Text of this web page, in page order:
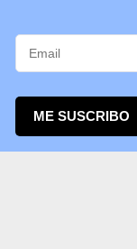
ME SUSCRIBO